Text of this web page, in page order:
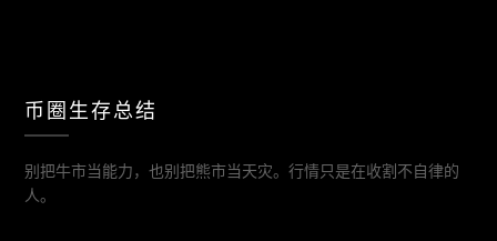
币圈生存总结
别把牛市当能力，也别把熊市当天灾。行情只是在收割不自律的
人。